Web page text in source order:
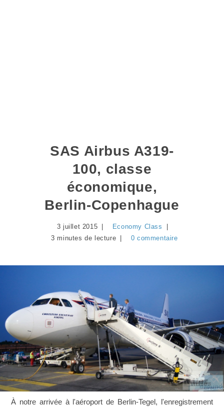
SAS Airbus A319-
100, classe
économique,
Berlin-Copenhague
3 juillet 2015
Economy Class
3 minutes de lecture
0 commentaire
À notre arrivée à l'aéroport de Berlin-Tegel, l'enregistrement